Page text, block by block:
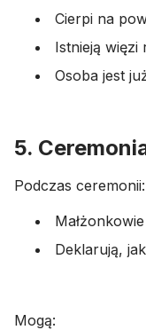
Cierpi na
Istnieją więzi
Osoba jest
5.
Podczas ceremonii:
Deklarują,
Mogą: